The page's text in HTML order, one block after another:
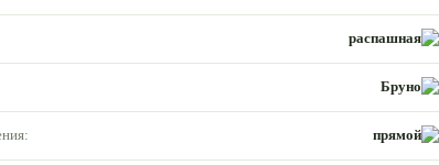
распашная
Бруно
прямой